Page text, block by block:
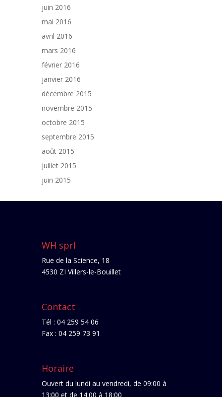
juin 2016
mai 2016
avril 2016
mars 2016
février 2016
janvier 2016
décembre 2015
novembre 2015
octobre 2015
septembre 2015
août 2015
juillet 2015
juin 2015
WH sprl
Rue de la Science, 18
4530 ZI Villers-le-Bouillet
Contact
Tél : 04 259 54 06
Fax : 04 259 73 91
Horaire
Ouvert du lundi au vendredi, de 09:00 à
13:00 et de 14:00 à 18:00